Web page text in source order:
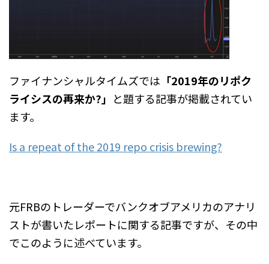
ファイナンシャルタイムズでは 「2019年のリポク
ライシスの再来か?」 と題する記事が掲載されてい
ます。
Is a repeat of the 2019 repo crisis brewing?
元FRBのトレーダーでバンクオブアメリカのアナリ
ストが書いたレポートに関する記事ですが、その中
でこのように述べています。